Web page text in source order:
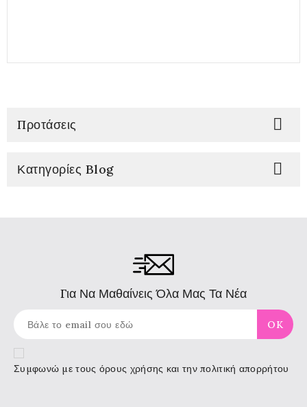
Προτάσεις 
Κατηγορίες Blog 
Για Να Μαθαίνεις Όλα Μας Τα Νέα
Συμφωνώ με τους όρους χρήσης και την πολιτική απορρήτου